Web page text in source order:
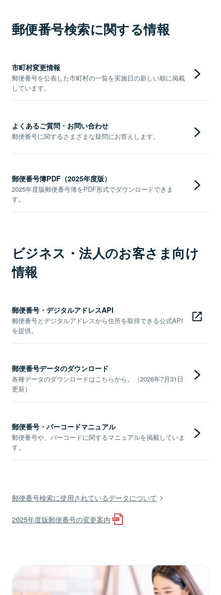
郵便番号検索に関する情報
市町村変更情報
郵便番号を公表した市町村の一覧を実施日の新しい順に掲載
しています。
よくあるご質問・お問い合わせ
郵便番号に関するさまざまな疑問にお答えします。
郵便番号簿PDF（2025年度版）
2025年度版郵便番号簿をPDF形式でダウンロードできま
す。
ビジネス・法人のお客さま向け
情報
郵便番号・デジタルアドレスAPI
郵便番号とデジタルアドレスから住所を取得できる公式API
を提供。
郵便番号データのダウンロード
各種データのダウンロードはこちらから。（2026年7月31日
更新）
郵便番号・バーコードマニュアル
郵便番号や、バーコードに関するマニュアルを掲載していま
す。
郵便番号検索に使用されているデータについて
2025年度版郵便番号の変更案内